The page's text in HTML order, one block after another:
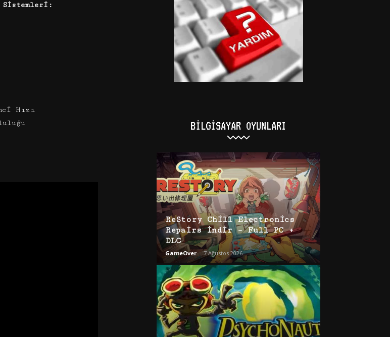
Sistemleri:
Hızı
BILGISAYAR OYUNLARI
ReStory Chill Electronics
Repairs İndir – Full PC +
DLC
GameOver - 7 Ağustos 2026